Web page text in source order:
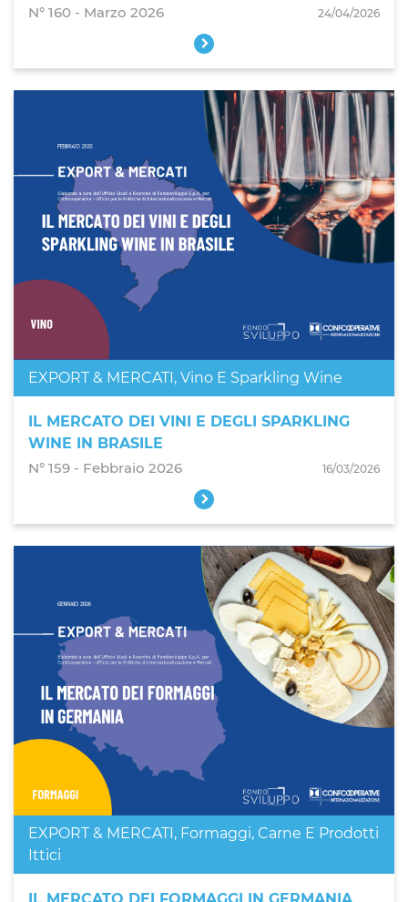
N° 160 - Marzo 2026
24/04/2026
EXPORT & MERCATI, Vino E Sparkling Wine
IL MERCATO DEI VINI E DEGLI SPARKLING
WINE IN BRASILE
N° 159 - Febbraio 2026
16/03/2026
EXPORT & MERCATI, Formaggi, Carne E Prodotti
Ittici